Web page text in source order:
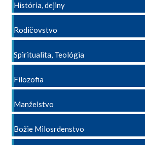
História, dejiny
Rodičovstvo
Spiritualita, Teológia
Filozofia
Manželstvo
Božie Milosrdenstvo